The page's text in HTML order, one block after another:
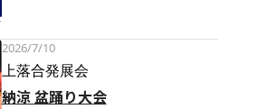
2026/7/10
上落合発展会
納涼 盆踊り大会